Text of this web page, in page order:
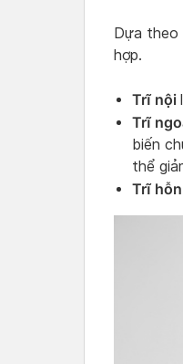
Dựa theo
hợp.
Trĩ nội
Trĩ
biến
thể
Trĩ